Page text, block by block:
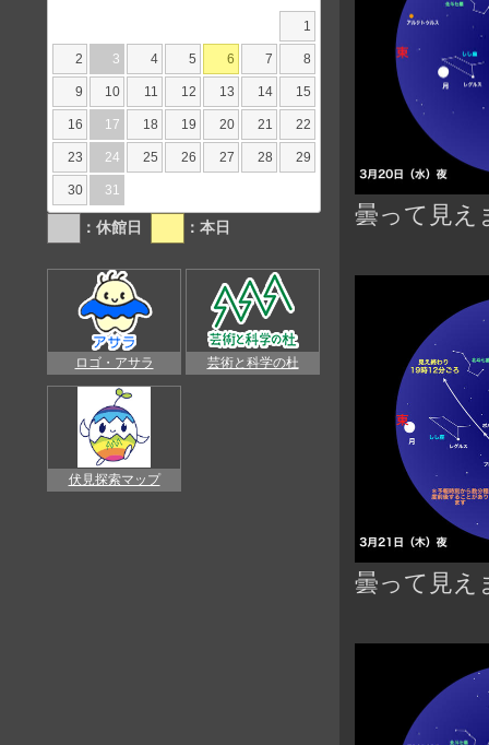
曇って見え
曇って見え
1
2 3 4 5 6 7 8
9 10 11 12 13 14 15
16 17 18 19 20 21 22
23 24 25 26 27 28 29
30 31
：休館日 ：本日
ロゴ・アサラ 芸術と科学の杜
伏見探索マップ